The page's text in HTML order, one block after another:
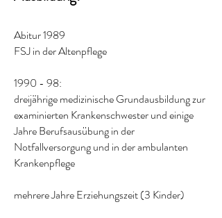
Abitur 1989
FSJ in der Altenpflege
1990 - 98:
dreijährige medizinische Grundausbildung zur
examinierten Krankenschwester und einige
Jahre Berufsausübung in der
Notfallversorgung und in der ambulanten
Krankenpflege
mehrere Jahre Erziehungszeit (3 Kinder)